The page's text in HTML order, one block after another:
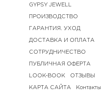
GYPSY JEWELL
ПРОИЗВОДСТВО
ГАРАНТИЯ. УХОД
ДОСТАВКА И ОПЛАТА
СОТРУДНИЧЕСТВО
ПУБЛИЧНАЯ ОФЕРТА
LOOK-BOOK ОТЗЫВЫ
КАРТА САЙТА Контакты